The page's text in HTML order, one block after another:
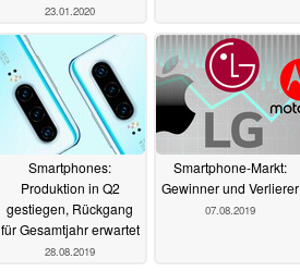
23.01.2020
Smartphones:
Produktion in Q2
gestiegen, Rückgang
für Gesamtjahr erwartet
28.08.2019
Smartphone-Markt:
Gewinner und Verlierer
07.08.2019